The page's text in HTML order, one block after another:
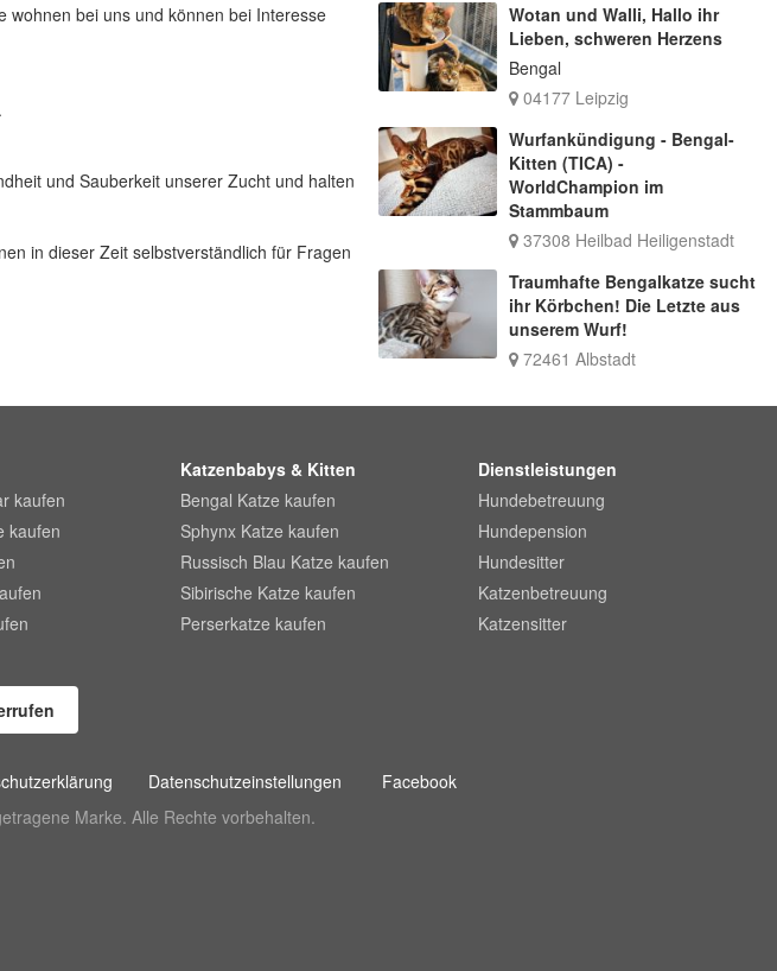
wohnen bei uns und können bei Interesse
und Sauberkeit unserer Zucht und halten
in dieser Zeit selbstverständlich für Fragen
Wotan und Walli, Hallo ihr
Lieben, schweren Herzens
Bengal
04177 Leipzig
Wurfankündigung - Bengal-
Kitten (TICA) -
WorldChampion im
Stammbaum
37308 Heilbad Heiligenstadt
Traumhafte Bengalkatze sucht
ihr Körbchen! Die Letzte aus
unserem Wurf!
72461 Albstadt
kaufen
kaufen
Katzenbabys & Kitten
Bengal Katze kaufen
Sphynx Katze kaufen
Russisch Blau Katze kaufen
Sibirische Katze kaufen
Perserkatze kaufen
Dienstleistungen
Hundebetreuung
Hundepension
Hundesitter
Katzenbetreuung
Katzensitter
Datenschutzeinstellungen
Facebook
Marke. Alle Rechte vorbehalten.